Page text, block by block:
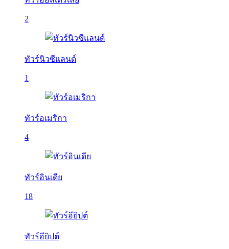
2
ทัวร์นิวซีแลนด์
1
ทัวร์อเมริกา
4
ทัวร์อินเดีย
18
ทัวร์อียิปต์